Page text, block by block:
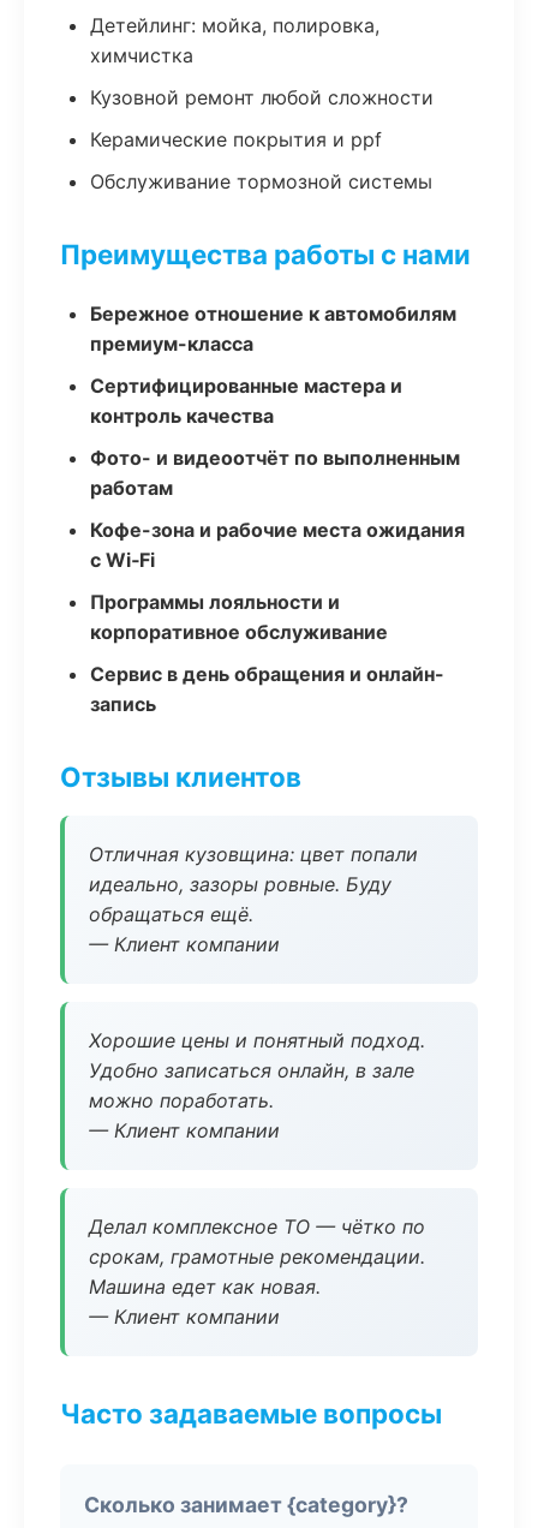
Детейлинг: мойка, полировка,
химчистка
Кузовной ремонт любой сложности
Керамические покрытия и ppf
Обслуживание тормозной системы
Преимущества работы с нами
Бережное отношение к автомобилям
премиум-класса
Сертифицированные мастера и
контроль качества
Фото- и видеоотчёт по выполненным
работам
Кофе-зона и рабочие места ожидания
с Wi‑Fi
Программы лояльности и
корпоративное обслуживание
Сервис в день обращения и онлайн-
запись
Отзывы клиентов
Отличная кузовщина: цвет попали
идеально, зазоры ровные. Буду
обращаться ещё.
— Клиент компании
Хорошие цены и понятный подход.
Удобно записаться онлайн, в зале
можно поработать.
— Клиент компании
Делал комплексное ТО — чётко по
срокам, грамотные рекомендации.
Машина едет как новая.
— Клиент компании
Часто задаваемые вопросы
Сколько занимает {category}?